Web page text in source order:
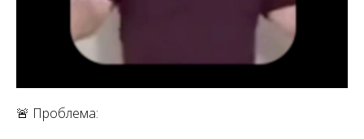
🚨 Проблема: